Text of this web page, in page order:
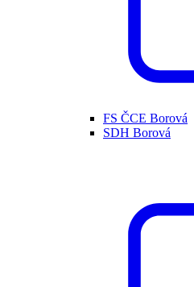
FS ČCE Borová
SDH Borová